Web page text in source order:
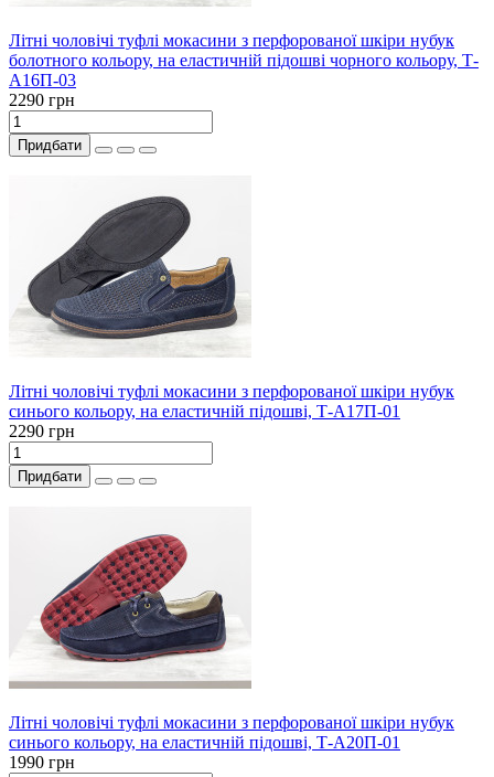
Літні чоловічі туфлі мокасини з перфорованої шкіри нубук
болотного кольору, на еластичній підошві чорного кольору, Т-
А16П-03
2290 грн
Придбати
Літні чоловічі туфлі мокасини з перфорованої шкіри нубук
синього кольору, на еластичній підошві, Т-А17П-01
2290 грн
Придбати
Літні чоловічі туфлі мокасини з перфорованої шкіри нубук
синього кольору, на еластичній підошві, Т-А20П-01
1990 грн